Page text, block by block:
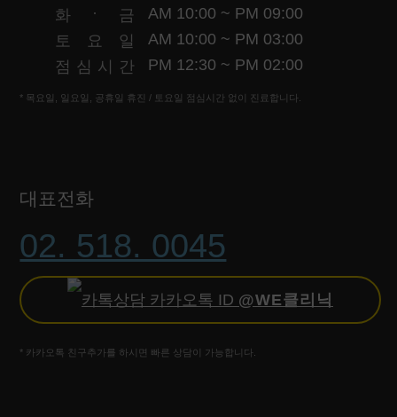
먹는 순간! 피부 노화 시작 '최악의 음식은?' '성인여드름 고민' 이렇게 해결하세요!
겨울철 '건조한 피부' 무조건 이렇게 관리하세요! 연말 단기간, 예뻐지는 시술 4가지! 지금 공개합니다!
화
· 금
AM 10:00 ~ PM 09:00
토
요 일
AM 10:00 ~ PM 03:00
점 심 시 간 PM 12:30 ~ PM 02:00
* 목요일, 일요일, 공휴일 휴진 / 토요일 점심시간 없이 진료합니다.
대표전화
02. 518. 0045
카카오톡 ID @WE클리닉
* 카카오톡 친구추가를 하시면 빠른 상담이 가능합니다.